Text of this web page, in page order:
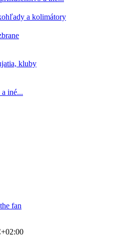
a kolimátory
kluby
iné...
fan